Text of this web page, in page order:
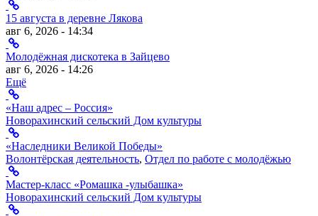
15 августа в деревне Лякова
авг 6, 2026 - 14:34
Молодёжная дискотека в Зайцево
авг 6, 2026 - 14:26
Ещё
«Наш адрес – Россия»
Новорахинский сельский Дом культуры
«Наследники Великой Победы»
Волонтёрская деятельность, Отдел по работе с молодёжью
Мастер-класс «Ромашка -улыбашка»
Новорахинский сельский Дом культуры